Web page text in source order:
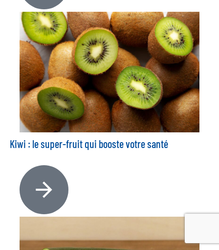
Kiwi : le super-fruit qui booste votre santé